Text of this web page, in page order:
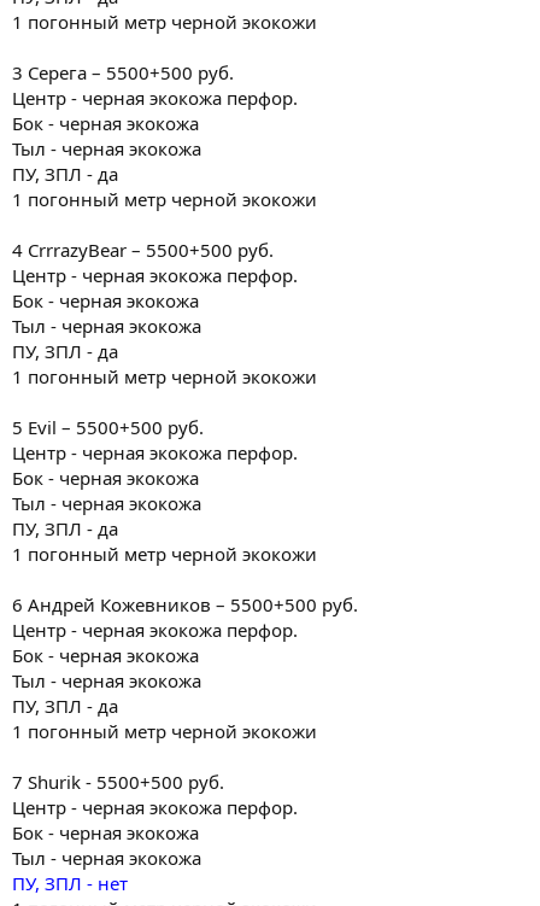
1 погонный метр черной экокожи
3 Серега – 5500+500 руб.
Центр - черная экокожа перфор.
Бок - черная экокожа
Тыл - черная экокожа
ПУ, ЗПЛ - да
1 погонный метр черной экокожи
4 CrrrazyBear – 5500+500 руб.
Центр - черная экокожа перфор.
Бок - черная экокожа
Тыл - черная экокожа
ПУ, ЗПЛ - да
1 погонный метр черной экокожи
5 Evil – 5500+500 руб.
Центр - черная экокожа перфор.
Бок - черная экокожа
Тыл - черная экокожа
ПУ, ЗПЛ - да
1 погонный метр черной экокожи
6 Андрей Кожевников – 5500+500 руб.
Центр - черная экокожа перфор.
Бок - черная экокожа
Тыл - черная экокожа
ПУ, ЗПЛ - да
1 погонный метр черной экокожи
7 Shurik - 5500+500 руб.
Центр - черная экокожа перфор.
Бок - черная экокожа
Тыл - черная экокожа
ПУ, ЗПЛ - нет